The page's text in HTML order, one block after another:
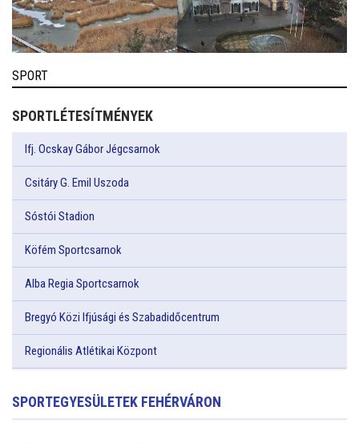
SPORT
SPORTLÉTESÍTMÉNYEK
Ifj. Ocskay Gábor Jégcsarnok
Csitáry G. Emil Uszoda
Sóstói Stadion
Köfém Sportcsarnok
Alba Regia Sportcsarnok
Bregyó Közi Ifjúsági és Szabadidőcentrum
Regionális Atlétikai Központ
SPORTEGYESÜLETEK FEHÉRVÁRON